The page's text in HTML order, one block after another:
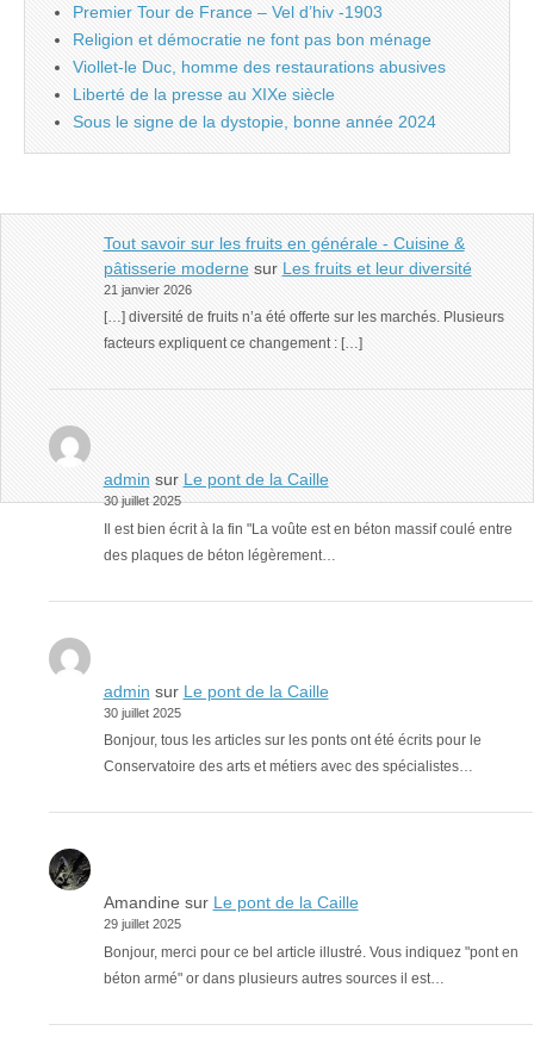
Premier Tour de France – Vel d’hiv -1903
Religion et démocratie ne font pas bon ménage
Viollet-le Duc, homme des restaurations abusives
Liberté de la presse au XIXe siècle
Sous le signe de la dystopie, bonne année 2024
Tout savoir sur les fruits en générale - Cuisine &
pâtisserie modernesur Les fruits et leur diversité
21 janvier 2026
[…] diversité de fruits n’a été offerte sur les marchés. Plusieurs
facteurs expliquent ce changement : […]
admin sur Le pont de la Caille
30 juillet 2025
Il est bien écrit à la fin "La voûte est en béton massif coulé entre
des plaques de béton légèrement…
admin sur Le pont de la Caille
30 juillet 2025
Bonjour, tous les articles sur les ponts ont été écrits pour le
Conservatoire des arts et métiers avec des spécialistes…
Amandine sur Le pont de la Caille
29 juillet 2025
Bonjour, merci pour ce bel article illustré. Vous indiquez "pont en
béton armé" or dans plusieurs autres sources il est…